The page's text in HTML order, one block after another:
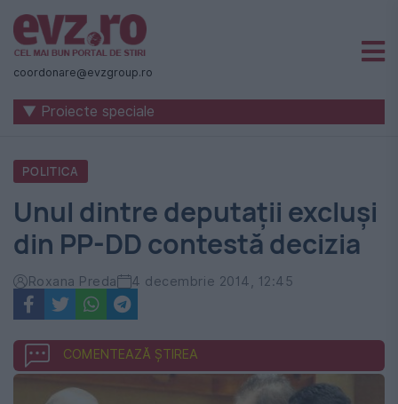
Știri
naționale
internaționale
România
-
Evenimentul
Zilei
coordonare@evzgroup.ro
▼ Proiecte speciale
POLITICA
Unul dintre deputaţii excluşi
din PP-DD contestă decizia
Roxana Preda 4 decembrie 2014, 12:45
COMENTEAZĂ ȘTIREA